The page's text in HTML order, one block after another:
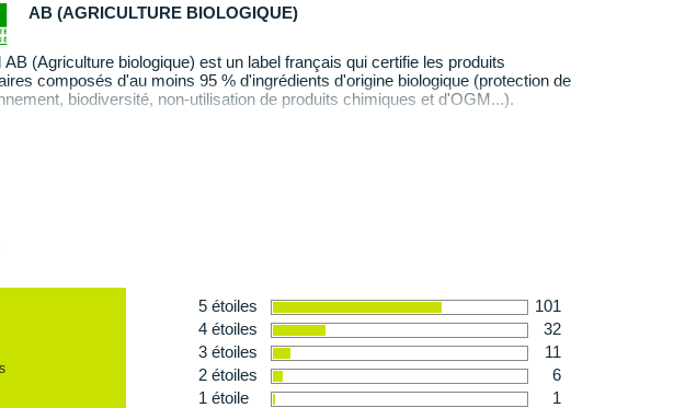
AB (AGRICULTURE BIOLOGIQUE)
AB (Agriculture biologique) est un label français qui certifie les produits
composés d'au moins 95 % d'ingrédients d'origine biologique (protection de
biodiversité, non-utilisation de produits chimiques et d'OGM...).
5 étoiles
101
4 étoiles
32
3 étoiles
11
2 étoiles
6
1 étoile
1